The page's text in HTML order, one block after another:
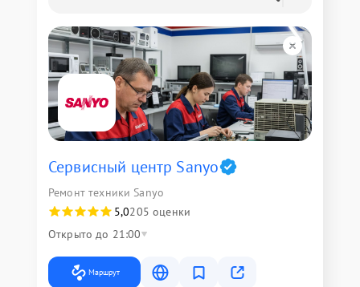
Сервисный центр Sanyo
Ремонт техники Sanyo
5,0205 оценки
Открыто до 21:00
Маршрут